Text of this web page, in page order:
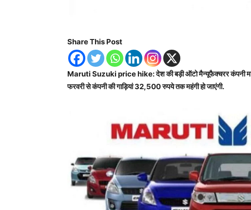
Share This Post
Maruti Suzuki price hike: देश की बड़ी ऑटो मैन्यूफैक्चरर कंपनी
फरवरी से कंपनी की गाड़ियां 32,500 रुपये तक महंगी हो जाएंगी.